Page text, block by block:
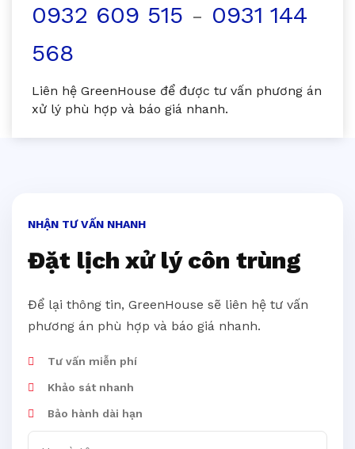
0932 609 515 - 0931 144
568
Liên hệ GreenHouse để được tư vấn phương án
xử lý phù hợp và báo giá nhanh.
NHẬN TƯ VẤN NHANH
Đặt lịch xử lý côn trùng
Để lại thông tin, GreenHouse sẽ liên hệ tư vấn
phương án phù hợp và báo giá nhanh.
Tư vấn miễn phí
Khảo sát nhanh
Bảo hành dài hạn
Họ và tên